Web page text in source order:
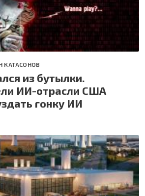
КАТАСОНОВ
из бутылки.
ИИ-отрасли США
гонку ИИ